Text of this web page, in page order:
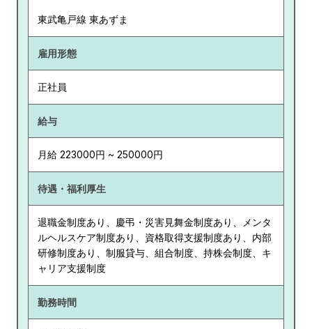
東武亀戸線 東あずま
雇用形態
正社員
給与
月給 223000円 ~ 250000円
待遇・福利厚生
退職金制度あり、慶弔・災害見舞金制度あり、メンタ
ルヘルスケア制度あり、資格取得支援制度あり、内部
研修制度あり、制服貸与、組合制度、持株会制度、キ
ャリア支援制度
勤務時間